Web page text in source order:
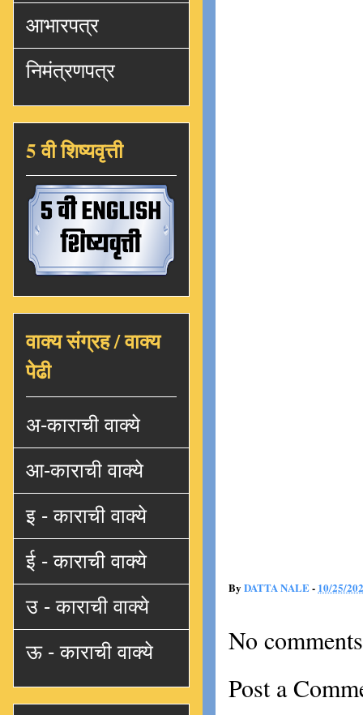
By DATTA NALE- 10/25/
No
Post a
आभारपत्र
निमंत्रणपत्र
5 वी शिष्यवृत्ती
वाक्य संग्रह / वाक्य
पेढी
अ-काराची वाक्ये
आ-काराची वाक्ये
इ - काराची वाक्ये
ई - काराची वाक्ये
उ - काराची वाक्ये
ऊ - काराची वाक्ये